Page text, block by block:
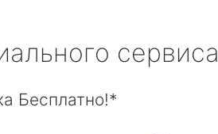
сервиса
Бесплатно!*